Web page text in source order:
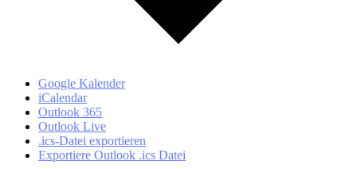
Google Kalender
iCalendar
Outlook 365
Outlook Live
.ics-Datei exportieren
Exportiere Outlook .ics Datei